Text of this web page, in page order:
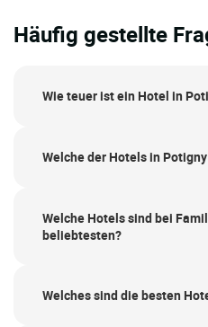
Häufig gestellte
Wie teuer ist ein Hotel in
Welche der Hotels in
Welche Hotels sind bei
beliebtesten?
Welches sind die besten